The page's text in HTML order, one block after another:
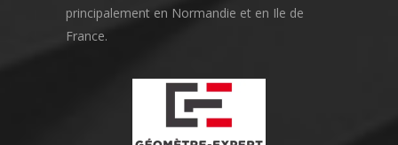
principalement en Normandie et en Ile de
France.